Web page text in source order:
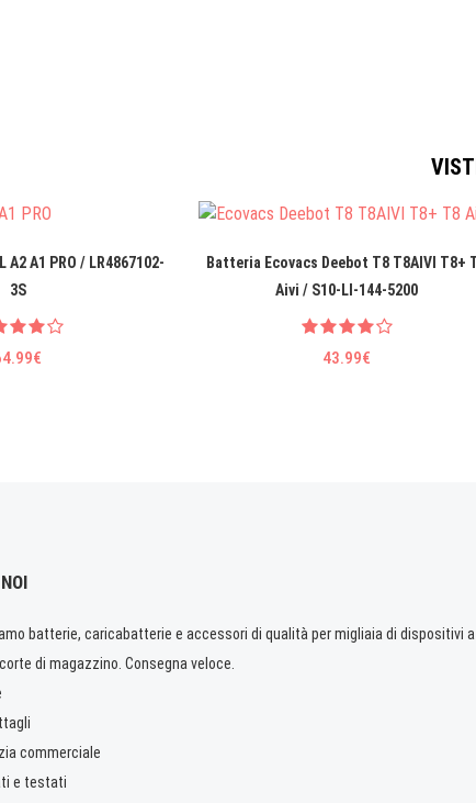
A1 PRO / LR4867102-
3S
Batteria Ecovacs Deebot T8 T8AIVI T8+
Aivi / S10-LI-144-5200
43.99€
batterie, caricabatterie e accessori di qualità per migliaia di dispositivi a
di magazzino. Consegna veloce.
commerciale
e testati